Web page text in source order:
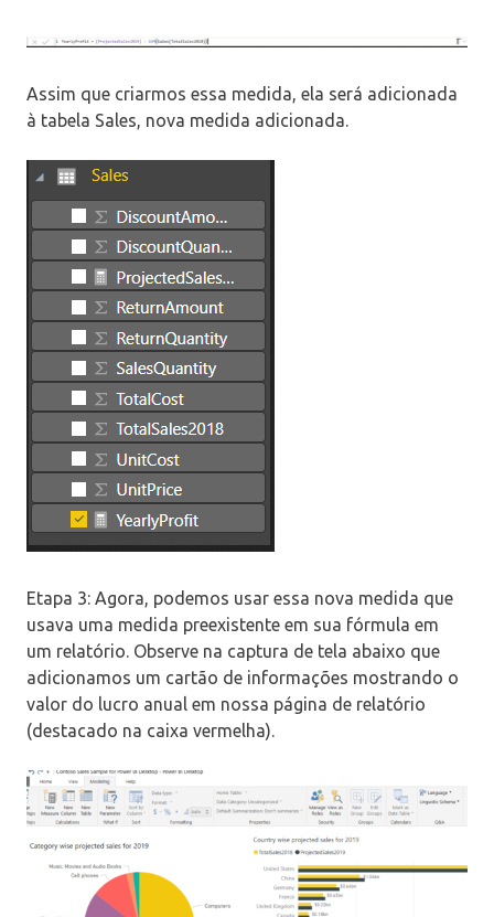
Assim que criarmos essa medida, ela será adicionada
à tabela Sales, nova medida adicionada.
Etapa 3: Agora, podemos usar essa nova medida que
usava uma medida preexistente em sua fórmula em
um relatório. Observe na captura de tela abaixo que
adicionamos um cartão de informações mostrando o
valor do lucro anual em nossa página de relatório
(destacado na caixa vermelha).